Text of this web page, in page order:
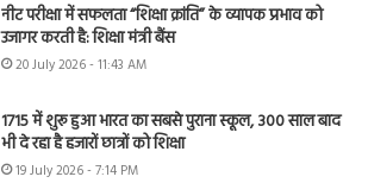
नीट परीक्षा में सफलता “शिक्षा क्रांति” के व्यापक प्रभाव को
उजागर करती है: शिक्षा मंत्री बैंस
20 July 2026 - 11:43 AM
1715 में शुरू हुआ भारत का सबसे पुराना स्कूल, 300 साल बाद
भी दे रहा है हजारों छात्रों को शिक्षा
19 July 2026 - 7:14 PM